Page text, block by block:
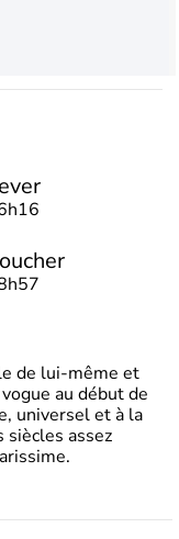
de lui-même et
au début de
universel et à la
siècles assez